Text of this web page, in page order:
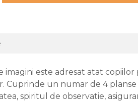
imagini este adresat atat copiilor
Cuprinde un numar de 4
spiritul de observatie,